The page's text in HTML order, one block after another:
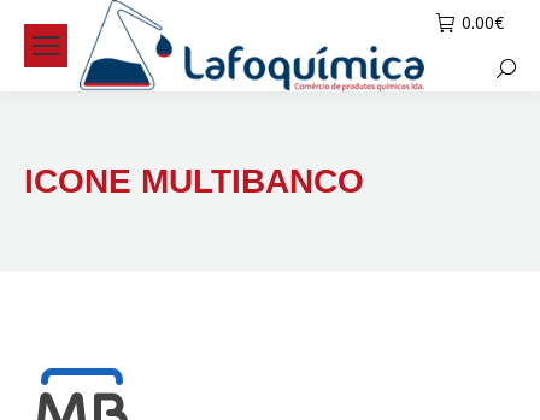
0.00€
ICONE MULTIBANCO